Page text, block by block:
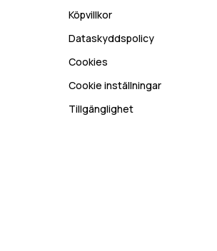
Köpvillkor
Dataskyddspolicy
Cookies
Cookie inställningar
Tillgänglighet